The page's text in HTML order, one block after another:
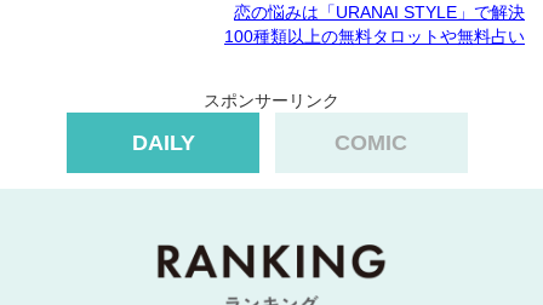
恋の悩みは「URANAI STYLE」で解決
100種類以上の無料タロットや無料占い
スポンサーリンク
DAILY COMIC